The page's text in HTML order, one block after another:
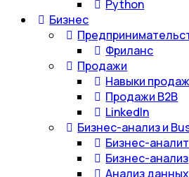
Python
Бизнес
Фриланс
Продажи
Навыки продаж
Продажи B2B
LinkedIn
Бизнес-анализ и
Бизнес-
Бизнес-анализ
Анализ данных